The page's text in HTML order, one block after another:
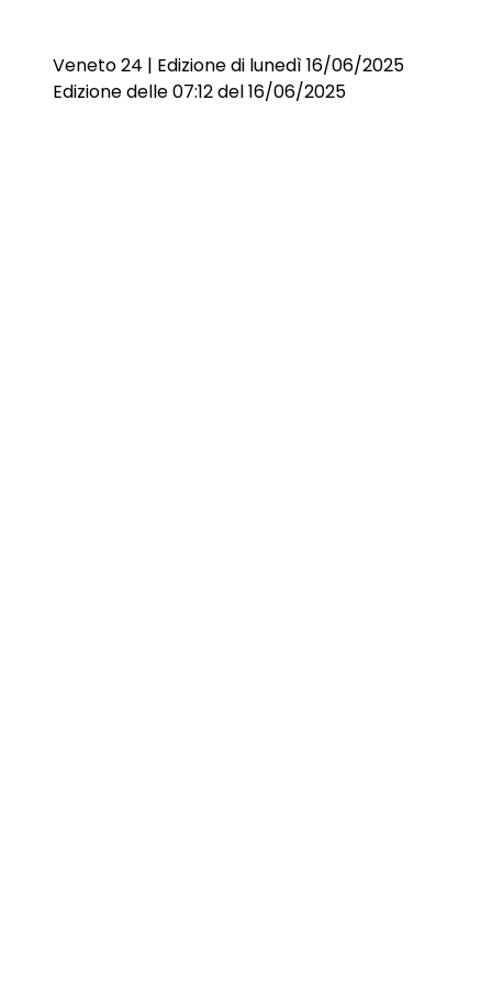
Veneto 24 | Edizione di lunedì 16/06/2025
Edizione delle 07:12 del 16/06/2025